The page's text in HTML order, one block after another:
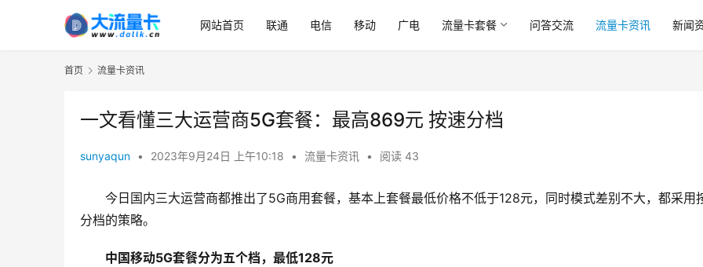
网站首页 联通 电信 移动 广电 流量卡套餐 问答交流 流量卡资讯 新闻
首页 流量卡资讯
一文看懂三大运营商5G套餐：最高869元 按速分档
sunyaqun • 2023年9月24日 上午10:18 • 流量卡资讯 • 阅读 43
今日国内三大运营商都推出了5G商用套餐，基本上套餐最低价格不低于128元，同时模式差别不大，都采用
分档的策略。
中国移动5G套餐分为五个档，最低128元